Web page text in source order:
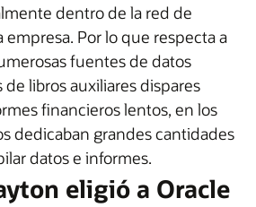
dentro de la red de
empresa. Por lo que respecta a
fuentes de datos
de libros auxiliares dispares
financieros lentos, en los
dedicaban grandes cantidades
datos e informes.
eligió a Oracle